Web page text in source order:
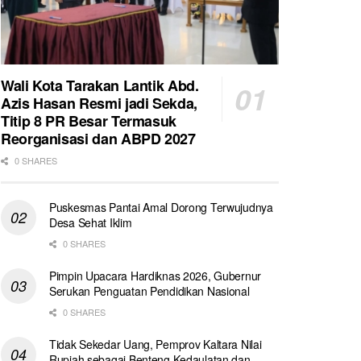
Wali Kota Tarakan Lantik Abd.
Azis Hasan Resmi jadi Sekda,
Titip 8 PR Besar Termasuk
Reorganisasi dan ABPD 2027
0 SHARES
Puskesmas Pantai Amal Dorong Terwujudnya
Desa Sehat Iklim
0 SHARES
Pimpin Upacara Hardiknas 2026, Gubernur
Serukan Penguatan Pendidikan Nasional
0 SHARES
Tidak Sekedar Uang, Pemprov Kaltara Nilai